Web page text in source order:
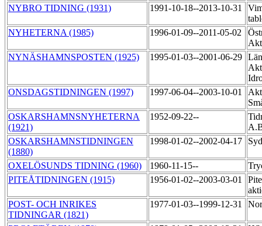
NYBRO TIDNING (1931)
1991-10-18--2013-10-31
NYHETERNA (1985)
1996-01-09--2011-05-02
NYNÄSHAMNSPOSTEN (1925)
1995-01-03--2001-06-29
ONSDAGSTIDNINGEN (1997)
1997-06-04--2003-10-01
OSKARSHAMNSNYHETERNA
(1921)
1952-09-22--
OSKARSHAMNSTIDNINGEN
(1880)
1998-01-02--2002-04-17
OXELÖSUNDS TIDNING (1960) 1960-11-15--
PITEÅTIDNINGEN (1915)
1956-01-02--2003-03-01
POST- OCH INRIKES
TIDNINGAR (1821)
1977-01-03--1999-12-31